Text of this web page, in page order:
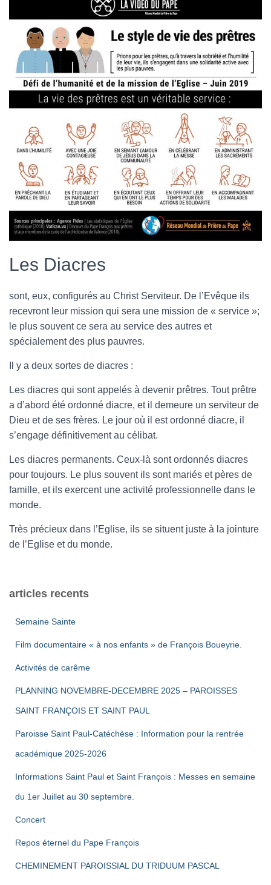
Les Diacres
sont, eux, configurés au Christ Serviteur. De l’Evêque ils
recevront leur mission qui sera une mission de « service »;
le plus souvent ce sera au service des autres et
spécialement des plus pauvres.
Il y a deux sortes de diacres :
Les diacres qui sont appelés à devenir prêtres. Tout prêtre
a d’abord été ordonné diacre, et il demeure un serviteur de
Dieu et de ses frères. Le jour où il est ordonné diacre, il
s’engage définitivement au célibat.
Les diacres permanents. Ceux-là sont ordonnés diacres
pour toujours. Le plus souvent ils sont mariés et pères de
famille, et ils exercent une activité professionnelle dans le
monde.
Très précieux dans l’Eglise, ils se situent juste à la jointure
de l’Eglise et du monde.
articles recents
Semaine Sainte
Film documentaire « à nos enfants » de François Boueyrie.
Activités de carême
PLANNING NOVEMBRE-DECEMBRE 2025 – PAROISSES
SAINT FRANÇOIS ET SAINT PAUL
Paroisse Saint Paul-Catéchèse : Information pour la rentrée
académique 2025-2026
Informations Saint Paul et Saint François : Messes en semaine
du 1er Juillet au 30 septembre.
Concert
Repos éternel du Pape François
CHEMINEMENT PAROISSIAL DU TRIDUUM PASCAL